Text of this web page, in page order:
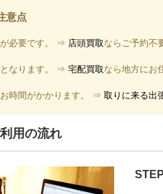
意点
必要です。 ⇒ 店頭買取ならご予約不
なります。 ⇒ 宅配買取なら地方にお
時間がかかります。 ⇒ 取りに来る出
用の流れ